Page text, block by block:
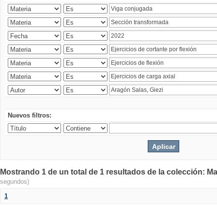
Nuevos filtros:
Mostrando 1 de un total de 1 resultados de la colección:
segundos)
1